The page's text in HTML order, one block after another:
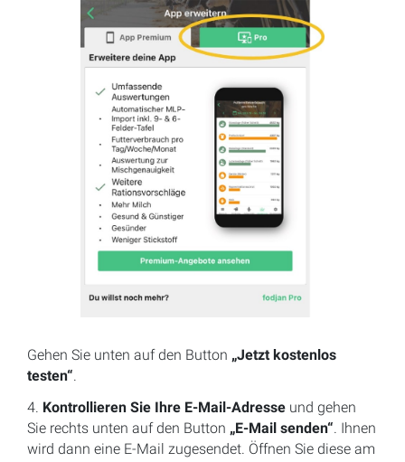
Gehen Sie unten auf den Button „Jetzt kostenlos
testen“.
4. Kontrollieren Sie Ihre E-Mail-Adresse und gehen
Sie rechts unten auf den Button „E-Mail senden“. Ihnen
wird dann eine E-Mail zugesendet. Öffnen Sie diese am